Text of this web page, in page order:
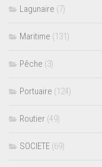
Lagunaire (7)
Maritime (131)
Pêche (3)
Portuaire (124)
Routier (49)
SOCIETE (69)